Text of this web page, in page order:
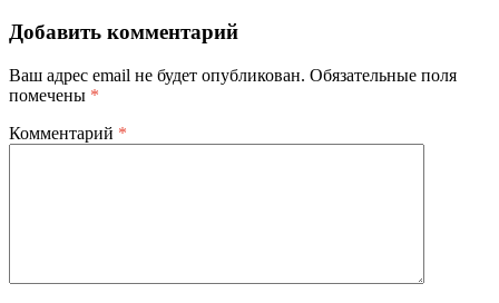
Добавить комментарий
Ваш адрес email не будет опубликован. Обязательные поля
помечены *
Комментарий *